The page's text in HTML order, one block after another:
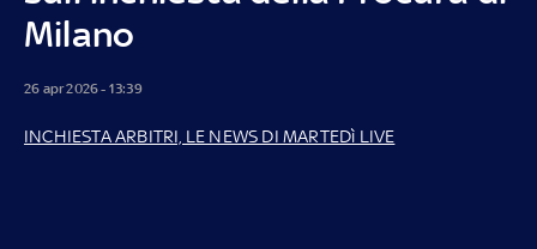
Milano
26 apr 2026 - 13:39
INCHIESTA ARBITRI, LE NEWS DI MARTEDì LIVE